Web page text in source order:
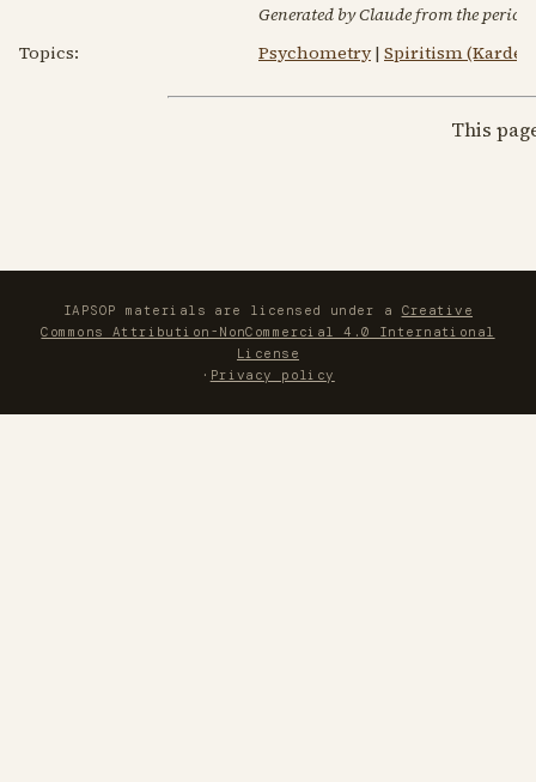
Generated by Claude from the
Topics:
Psychometry| Spiritism
This
IAPSOP materials are licensed under a Creative
Commons Attribution-NonCommercial 4.0 International
License
· Privacy policy